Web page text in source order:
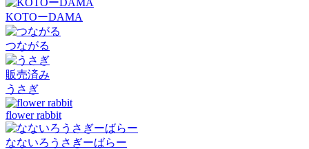
KOTOーDAMA
つながる
販売済み
うさぎ
flower rabbit
なないろうさぎーばらー